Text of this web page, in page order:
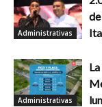
Administrativas
Administrativas